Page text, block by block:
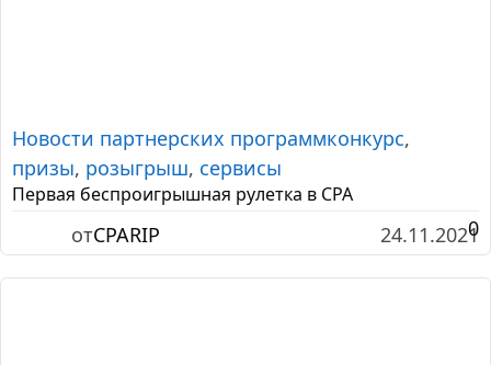
0
Новости партнерских программконкурс,
призы, розыгрыш, сервисы
Первая беспроигрышная рулетка в CPA
отCPARIP 24.11.2021